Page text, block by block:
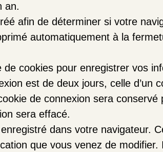
an.
afin de déterminer si votre
automatiquement à la
cookies pour enregistrer vos
est de deux jours, celle d’un
de connexion sera conservé
sera effacé.
dans votre navigateur.
que vous venez de modifier.